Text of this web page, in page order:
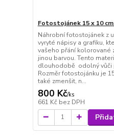
Fotostojánek 15 x 10 cm
Náhrobní fotostojánek z
vyryté nápisy a grafiku,
vašeho přání kolorované
jinou barvou. Tento
dlouhodobě odolný vůči
Rozměr fotostojánku je
také zmenšit, n...
800 Kč/ks
661 Kč bez DPH